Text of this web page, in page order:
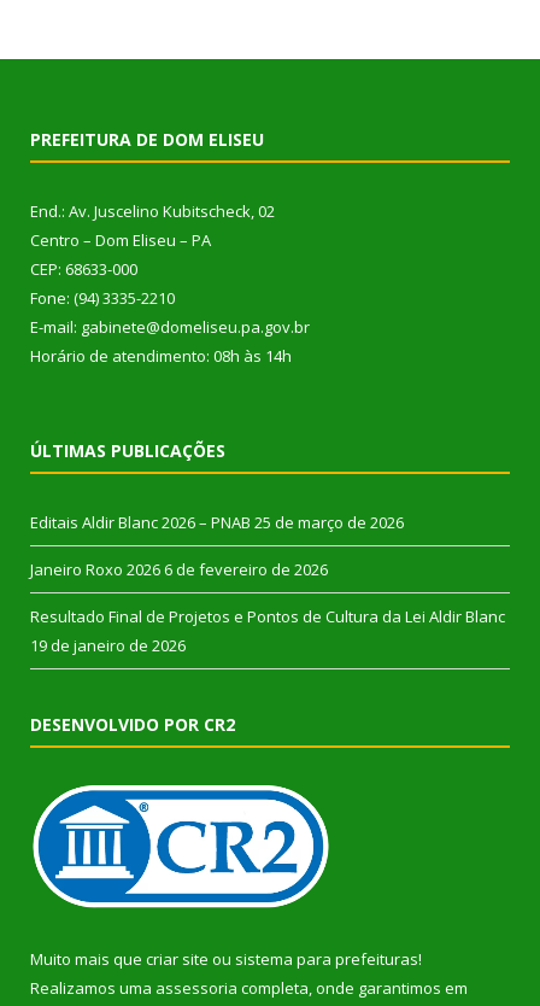
PREFEITURA DE DOM ELISEU
End.: Av. Juscelino Kubitscheck, 02
Centro – Dom Eliseu – PA
CEP: 68633-000
Fone: (94) 3335-2210
E-mail: gabinete@domeliseu.pa.gov.br
Horário de atendimento: 08h às 14h
ÚLTIMAS PUBLICAÇÕES
Editais Aldir Blanc 2026 – PNAB 25 de março de 2026
Janeiro Roxo 2026 6 de fevereiro de 2026
Resultado Final de Projetos e Pontos de Cultura da Lei Aldir Blanc
19 de janeiro de 2026
DESENVOLVIDO POR CR2
Muito mais que criar site ou sistema para prefeituras!
Realizamos uma assessoria completa, onde garantimos em